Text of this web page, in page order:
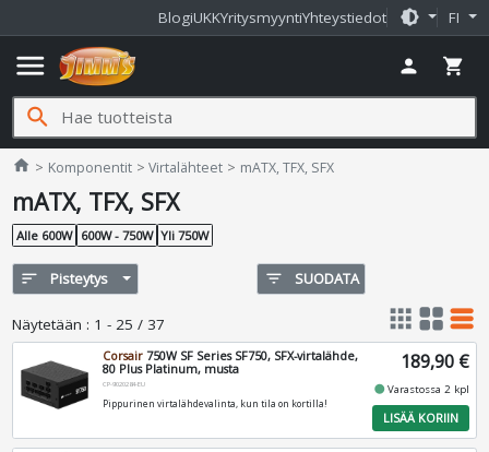
BlogiUKKYritysmyyntiYhteystiedot brightness_medium FI
menu person shopping_cart
search
home Jimms.fi
Komponentit Virtalähteet mATX, TFX, SFX
mATX, TFX, SFX
Alle 600W 600W - 750W Yli 750W
sort Pisteytys filter_list SUODATA
Näytetään : 1 - 25 / 37 apps grid_view table_rows
Corsair 750W SF Series SF750, SFX-virtalähde,
80 Plus Platinum, musta
CP-9020284-EU
Pippurinen virtalähdevalinta, kun tila on kortilla!
189,90 €
fiber_manual_recordVarastossa 2 kpl
LISÄÄ KORIIN